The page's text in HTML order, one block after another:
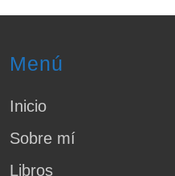
Menú
Inicio
Sobre mí
Libros